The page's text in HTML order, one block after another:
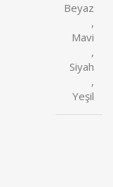
Beyaz
,
Mavi
,
Siyah
,
Yeşil